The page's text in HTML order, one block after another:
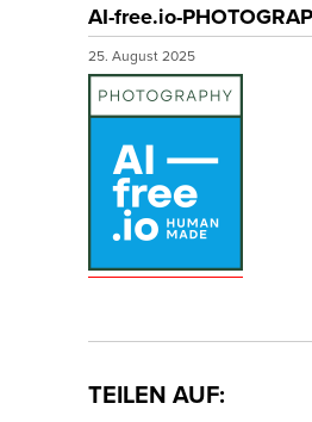
AI-free.io-
25. August 2025
TEILEN AUF: